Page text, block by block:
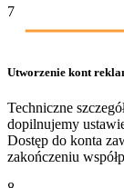
7
Utworzenie kont
Techniczne
dopilnujemy
Dostęp do konta
zakończeniu